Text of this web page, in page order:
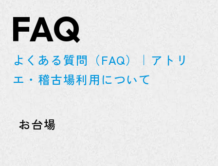
FAQ
よくある質問（FAQ）｜アトリ
エ・稽古場利用について
お台場